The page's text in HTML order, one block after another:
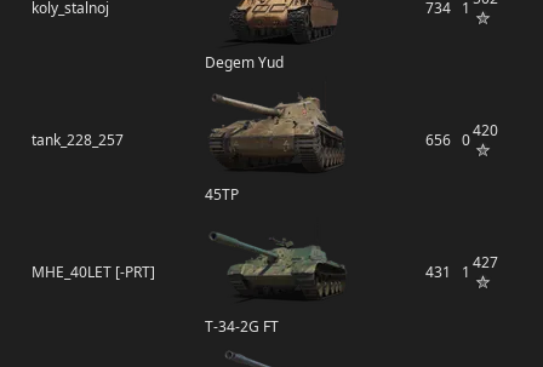
koly_stalnoj
Degem Yud
734 1
tank_228_257
45TP
656 0420
MHE_40LET [-PRT]
T-34-2G FT
431 1 427